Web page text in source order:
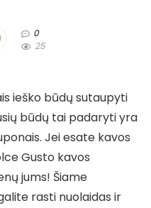
0
25
ieško būdų sutaupyti
būdų tai padaryti yra
Jei esate kavos
Gusto kavos
jums! Šiame
rasti nuolaidas ir